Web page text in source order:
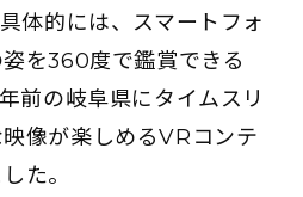
体的には、スマートフォ
を360度で鑑賞できる
前の岐阜県にタイムスリ
像が楽しめるVRコンテ
た。